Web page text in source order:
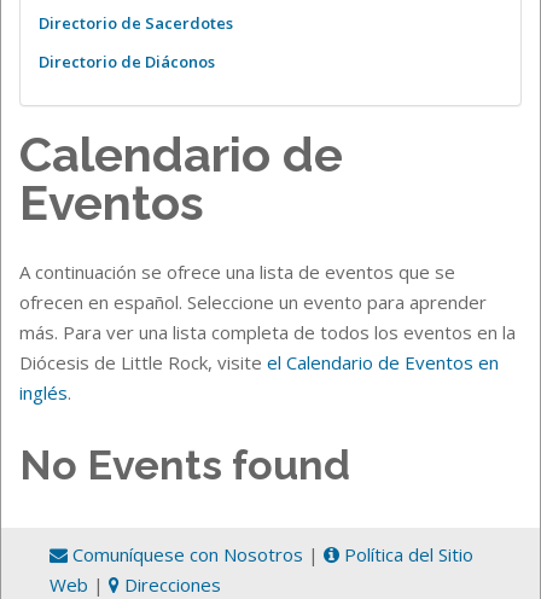
Directorio de Sacerdotes
Directorio de Diáconos
Calendario de
Eventos
A continuación se ofrece una lista de eventos que se
ofrecen en español. Seleccione un evento para aprender
más. Para ver una lista completa de todos los eventos en la
Diócesis de Little Rock, visite el Calendario de Eventos en
inglés.
No Events found
Comuníquese con Nosotros |
Política del Sitio
Web | Direcciones